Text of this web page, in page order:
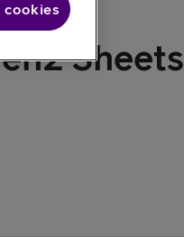
Sheets
cookies